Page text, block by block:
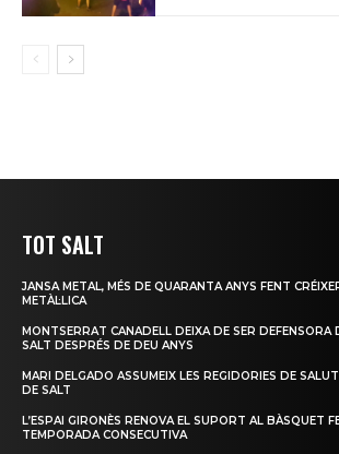
TOT SALT
JANSA METAL, MÉS DE QUARANTA ANYS FENT
METÀL·LICA
MONTSERRAT CANADELL DEIXA DE SER DEFENSORA
SALT DESPRÉS DE DEU ANYS
MARI DELGADO ASSUMEIX LES REGIDORIES DE
DE SALT
L’ESPAI GIRONÈS RENOVA EL SUPORT AL BÀSQUET
TEMPORADA CONSECUTIVA